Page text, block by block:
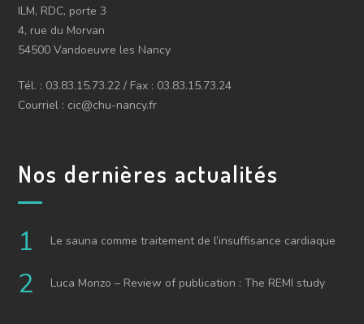
ILM, RDC, porte 3
4, rue du Morvan
54500 Vandoeuvre les Nancy
Tél. : 03.83.15.73.22 / Fax : 03.83.15.73.24
Courriel : cic@chu-nancy.fr
Nos dernières actualités
Le sauna comme traitement de l’insuffisance cardiaque
Luca Monzo – Review of publication : The REMI study